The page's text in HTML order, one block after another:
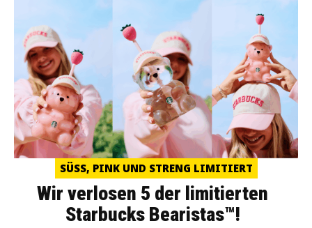
SÜSS, PINK UND STRENG LIMITIERT
Wir verlosen 5 der limitierten
Starbucks Bearistas™!